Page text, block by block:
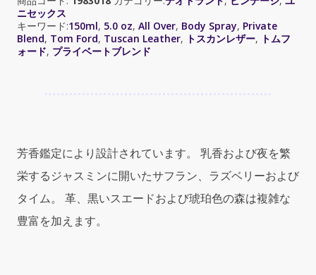
Leather
All
Over
フ
ォ
ー
ド
プ
ラ
ニセックス
キーワード:150ml, 5.0 oz, All Over, Body Spray, Private
Blend, Tom Ford, Tuscan Leather, トスカンレザー, トムフ
ォード, プライベートブレンド
芳香鑑定により設計されています。 乳香および夜を繁
栄するジャスミンに開いたサフラン、ラズベリーおよび
タイム。 革、黒いスエードおよび琥珀色の森は複雑な
豊富を加えます。